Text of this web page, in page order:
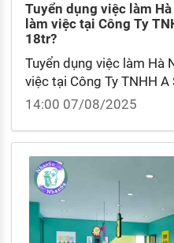
Tuyển dụng việc làm
làm việc tại Công Ty
18tr?
Tuyển dụng việc làm Hà
việc tại Công Ty TNHH
Mức lương cơ bản của
14:00 07/08/2025